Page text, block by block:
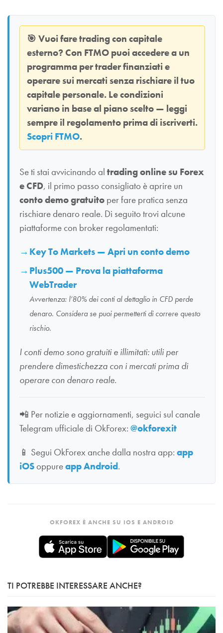
🎯 Vuoi fare trading con capitale
esterno? Con FTMO puoi accedere a un
programma per trader finanziati e
operare sui mercati senza rischiare il tuo
capitale personale. Le condizioni
variano in base al piano scelto — leggi
sempre il regolamento prima di iscriverti.
Scopri FTMO.
Se ti stai avvicinando al trading online su Forex
e CFD, il primo passo consigliato è aprire un
conto demo gratuito per fare pratica senza
rischiare denaro reale. Di seguito trovi alcune
piattaforme con broker regolamentati:
Key To Markets — Apri un conto demo
Plus500 — Prova la piattaforma
WebTrader
Avvertenza: l’80% dei conti al dettaglio in CFD perde
denaro. Considera se puoi permetterti di correre questo
rischio.
I conti demo sono gratuiti e illimitati: utili per
prendere dimestichezza con i mercati prima di
operare con denaro reale.
📲 Per notizie e aggiornamenti, seguici sul canale
Telegram ufficiale di OkForex: @okforexit
📱 Segui OkForex anche dalla nostra app: app
iOSoppureapp Android.
OKFOREX È ANCHE SU IOS E ANDROID
TI POTREBBE INTERESSARE ANCHE?